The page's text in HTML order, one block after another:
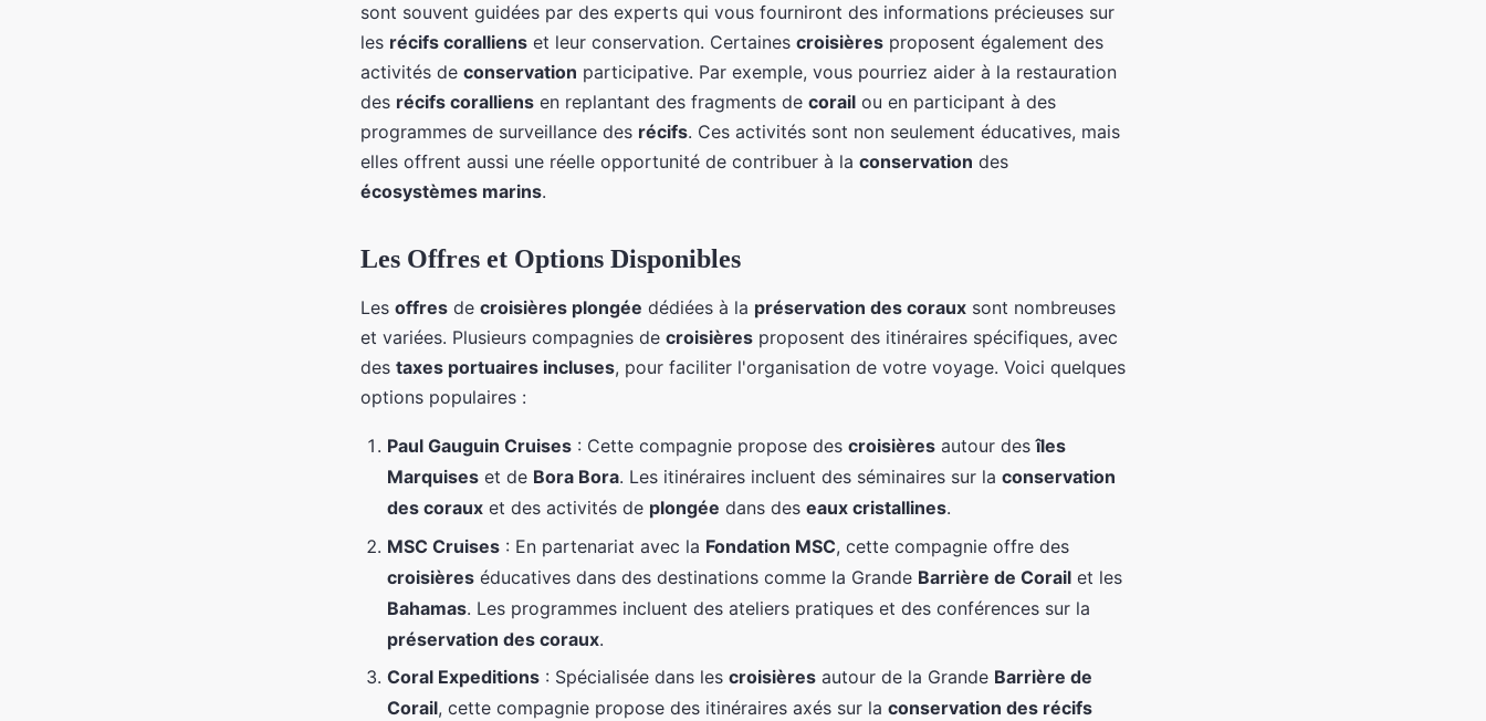
sont souvent guidées par des experts qui vous fourniront des informations précieuses sur
les récifs coralliens et leur conservation. Certaines croisières proposent également des
activités de conservation participative. Par exemple, vous pourriez aider à la restauration
des récifs coralliens en replantant des fragments de corail ou en participant à des
programmes de surveillance des récifs. Ces activités sont non seulement éducatives, mais
elles offrent aussi une réelle opportunité de contribuer à la conservation des
écosystèmes marins.
Les Offres et Options Disponibles
Les offres de croisières plongée dédiées à la préservation des coraux sont nombreuses
et variées. Plusieurs compagnies de croisières proposent des itinéraires spécifiques, avec
des taxes portuaires incluses, pour faciliter l'organisation de votre voyage. Voici quelques
options populaires :
Paul Gauguin Cruises : Cette compagnie propose des croisières autour desîles
Marquises et de Bora Bora. Les itinéraires incluent des séminaires sur la conservation
des coraux et des activités de plongée dans des eaux cristallines.
MSC Cruises : En partenariat avec la Fondation MSC, cette compagnie offre des
croisières éducatives dans des destinations comme la Grande Barrière de Corail et les
Bahamas. Les programmes incluent des ateliers pratiques et des conférences sur la
préservation des coraux.
Coral Expeditions : Spécialisée dans les croisières autour de la Grande Barrière de
Corail, cette compagnie propose des itinéraires axés sur la conservation des récifs